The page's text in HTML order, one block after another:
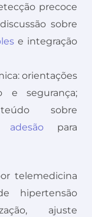
precoce
sobre
e integração
orientações
e segurança;
sobre
para
telemedicina
hipertensão
ajuste